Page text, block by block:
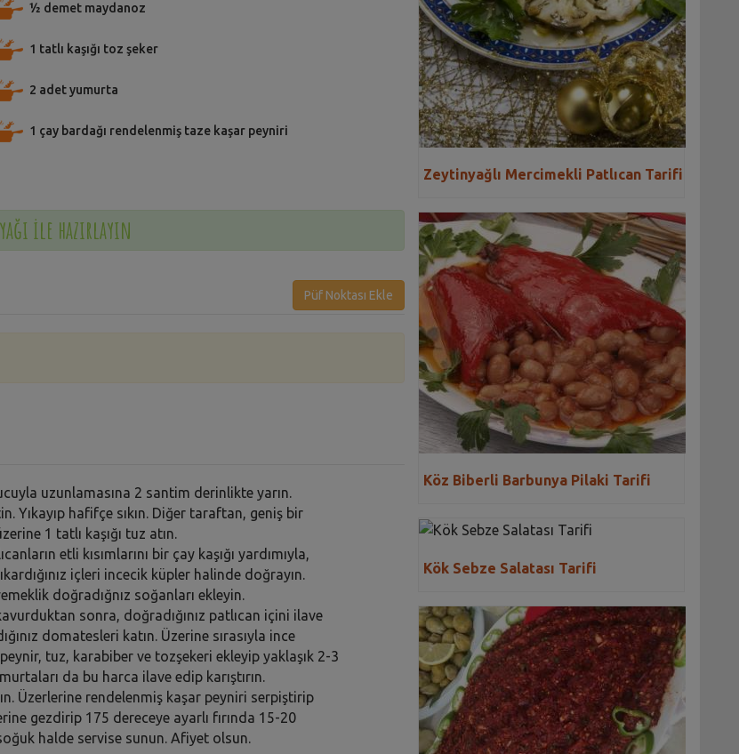
½ demet maydanoz
1 tatlı kaşığı toz şeker
2 adet yumurta
1 çay bardağı rendelenmiş taze kaşar peyniri
ile hazırlayın
Püf Noktası Ekle
uzunlamasına 2 santim derinlikte yarın.
Yıkayıp hafifçe sıkın. Diğer taraftan, geniş bir
1 tatlı kaşığı tuz atın.
etli kısımlarını bir çay kaşığı yardımıyla,
içleri incecik küpler halinde doğrayın.
doğradığnız soğanları ekleyin.
sonra, doğradığınız patlıcan içini ilave
domatesleri katın. Üzerine sırasıyla ince
tuz, karabiber ve tozşekeri ekleyip yaklaşık 2-3
da bu harca ilave edip karıştırın.
Üzerlerine rendelenmiş kaşar peyniri serpiştirip
gezdirip 175 dereceye ayarlı fırında 15-20
halde servise sunun. Afiyet olsun.
Zeytinyağlı Mercimekli Patlıcan Tarifi
Köz Biberli Barbunya Pilaki Tarifi
Kök Sebze Salatası Tarifi